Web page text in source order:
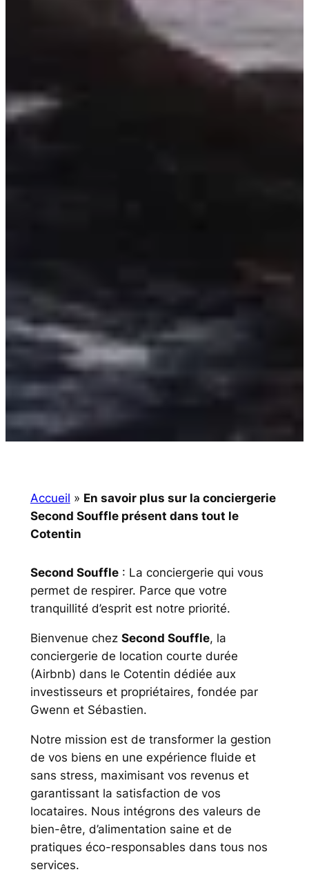
Accueil » En savoir plus sur la conciergerie
Second Souffle présent dans tout le
Cotentin
Second Souffle: La conciergerie qui vous
permet de respirer. Parce que votre
tranquillité d’esprit est notre priorité.
Bienvenue chez Second Souffle, la
conciergerie de location courte durée
(Airbnb) dans le Cotentin dédiée aux
investisseurs et propriétaires, fondée par
Gwenn et Sébastien.
Notre mission est de transformer la gestion
de vos biens en une expérience fluide et
sans stress, maximisant vos revenus et
garantissant la satisfaction de vos
locataires. Nous intégrons des valeurs de
bien-être, d’alimentation saine et de
pratiques éco-responsables dans tous nos
services.